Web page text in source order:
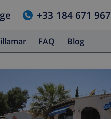
+33 184 671 967
FAQ Blog